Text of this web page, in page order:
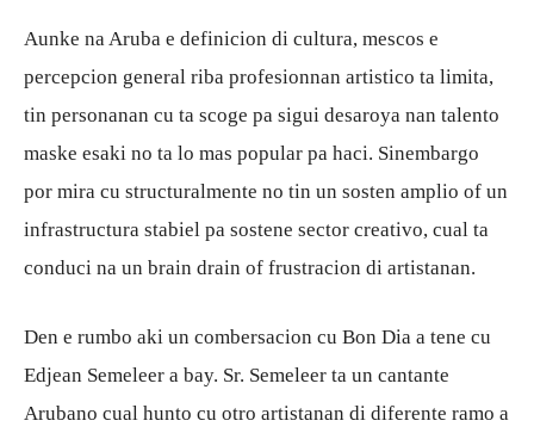
Aunke na Aruba e definicion di cultura, mescos e
percepcion general riba profesionnan artistico ta limita,
tin personanan cu ta scoge pa sigui desaroya nan talento
maske esaki no ta lo mas popular pa haci. Sinembargo
por mira cu structuralmente no tin un sosten amplio of un
infrastructura stabiel pa sostene sector creativo, cual ta
conduci na un brain drain of frustracion di artistanan.
Den e rumbo aki un combersacion cu Bon Dia a tene cu
Edjean Semeleer a bay. Sr. Semeleer ta un cantante
Arubano cual hunto cu otro artistanan di diferente ramo a